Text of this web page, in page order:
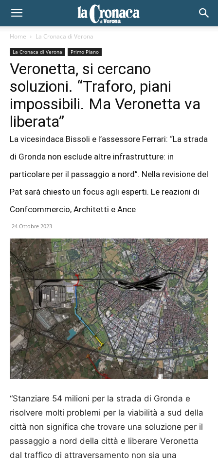
Home La Cronaca di Verona
La Cronaca di Verona Primo Piano
Veronetta, si cercano
soluzioni. “Traforo, piani
impossibili. Ma Veronetta va
liberata”
La vicesindaca Bissoli e l’assessore Ferrari: “La strada
di Gronda non esclude altre infrastrutture: in
particolare per il passaggio a nord”. Nella revisione del
Pat sarà chiesto un focus agli esperti. Le reazioni di
Confcommercio, Architetti e Ance
24 Ottobre 2023
“Stanziare 54 milioni per la strada di Gronda e
risolvere molti problemi per la viabilità a sud della
città non significa che trovare una soluzione per il
passaggio a nord della città e liberare Veronetta
dal traffico di attraversamento non sia una